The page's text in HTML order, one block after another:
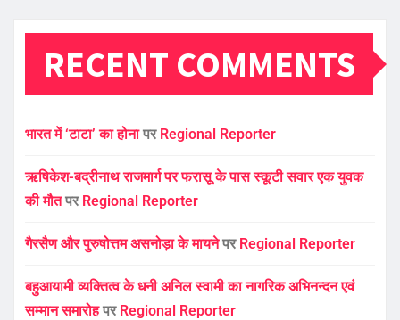
RECENT COMMENTS
भारत में ‘टाटा’ का होनापर Regional Reporter
ऋषिकेश-बद्रीनाथ राजमार्ग पर फरासू के पास स्कूटी सवार एक युवक
की मौतपर Regional Reporter
गैरसैण और पुरुषोत्तम असनोड़ा के मायनेपर Regional Reporter
बहुआयामी व्यक्तित्व के धनी अनिल स्वामी का नागरिक अभिनन्दन एवं
सम्मान समारोहपर Regional Reporter